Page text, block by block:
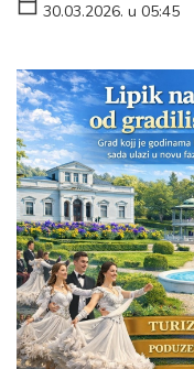
30.03.2026. u 05:45